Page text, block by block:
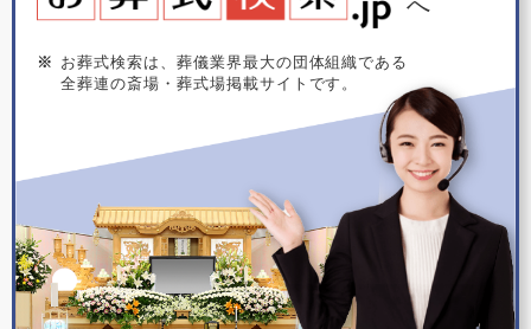
※
お葬式検索は、葬儀業界最大の団体組織である
全葬連の斎場・葬式場掲載サイトです。